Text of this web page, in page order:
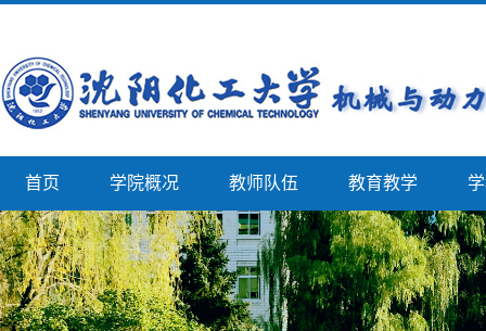
首页 学院概况 教师队伍 教育教学